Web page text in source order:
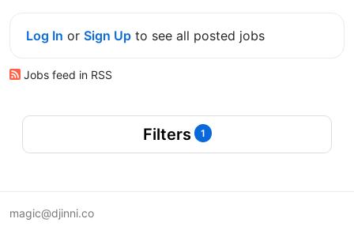
Log In or Sign Up to see all posted jobs
Jobs feed in RSS
Filters 1
magic@djinni.co